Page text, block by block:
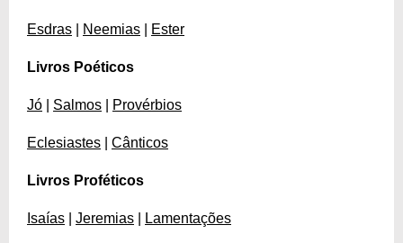
Esdras Neemias Ester
Livros Poéticos
Jó Salmos Provérbios
Eclesiastes Cânticos
Livros Proféticos
Isaías Jeremias Lamentações